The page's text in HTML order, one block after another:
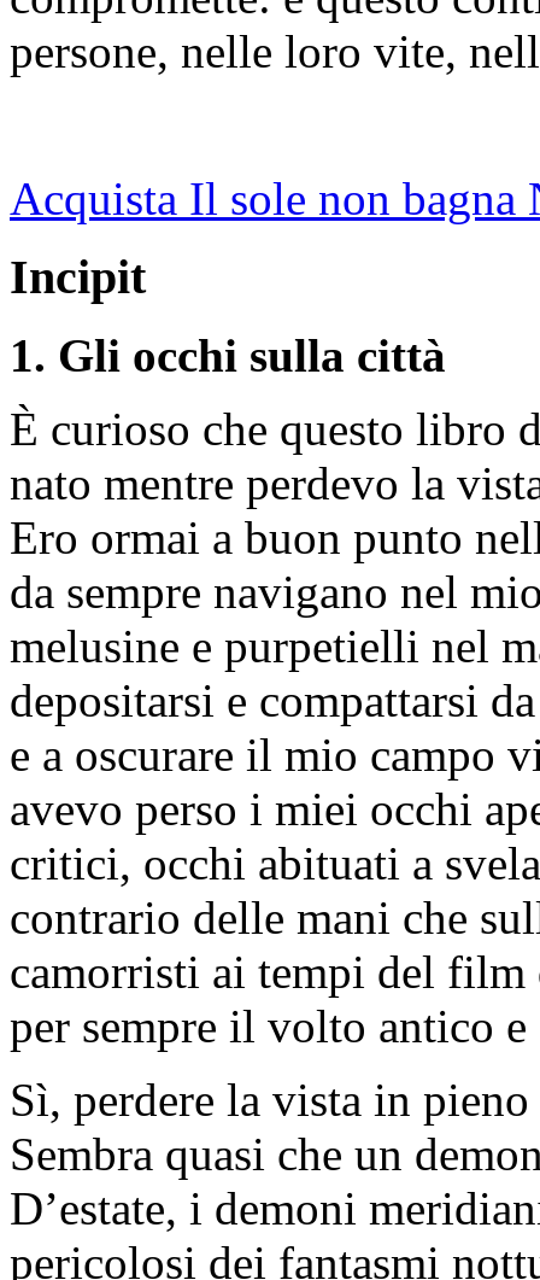
persone, nelle loro vite,
Acquista Il sole non bagna
Incipit
1. Gli occhi sulla città
È curioso che questo libro
nato mentre perdevo la
Ero ormai a buon punto
da sempre navigano nel
melusine e purpetielli nel
depositarsi e compattarsi
e a oscurare il mio campo
avevo perso i miei occhi
critici, occhi abituati a
contrario delle mani che
camorristi ai tempi del film
per sempre il volto antico
Sì, perdere la vista in pieno
Sembra quasi che un
D’estate, i demoni
pericolosi dei fantasmi